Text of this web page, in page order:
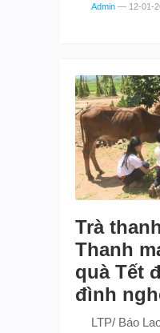
Admin — 12-01-
Trà
Thanh
quà Tết
đình
LTP/ Báo